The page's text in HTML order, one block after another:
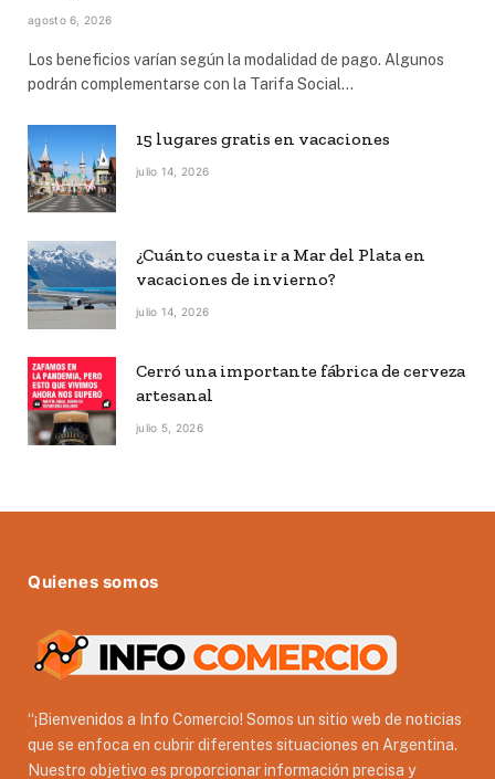
agosto 6, 2026
Los beneficios varían según la modalidad de pago. Algunos
podrán complementarse con la Tarifa Social…
15 lugares gratis en vacaciones
julio 14, 2026
¿Cuánto cuesta ir a Mar del Plata en
vacaciones de invierno?
julio 14, 2026
Cerró una importante fábrica de cerveza
artesanal
julio 5, 2026
Quienes somos
“¡Bienvenidos a Info Comercio! Somos un sitio web de noticias
que se enfoca en cubrir diferentes situaciones en Argentina.
Nuestro objetivo es proporcionar información precisa y